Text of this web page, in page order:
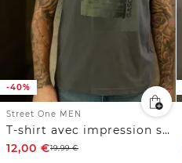
-40%
Street One MEN
T-shirt avec impression sur le devant
12,00 €19,99€